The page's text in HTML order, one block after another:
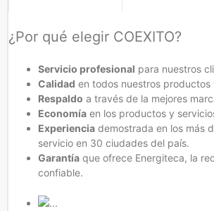
¿Por qué elegir COEXITO?
Servicio profesional para nuestros
Calidad en todos nuestros productos
Respaldo a través de la mejores
Economía en los productos y
Experiencia demostrada en los más
servicio en 30 ciudades del país.
Garantía que ofrece Energiteca, la
confiable.